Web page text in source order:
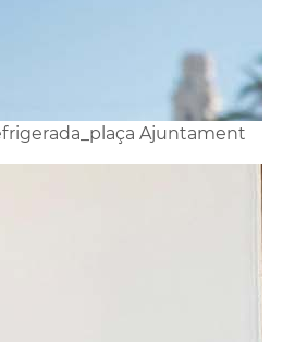
Ajuntament